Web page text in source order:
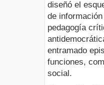
diseñó el
de
pedagogía
entramado
funciones,
social.